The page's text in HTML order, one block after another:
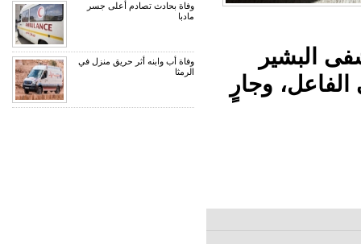
البشير
وجارٍ
وفاة بحادث تصادم أعلى جسر
مادبا
وفاة أب وابنه أثر حريق منزل في
الرمثا